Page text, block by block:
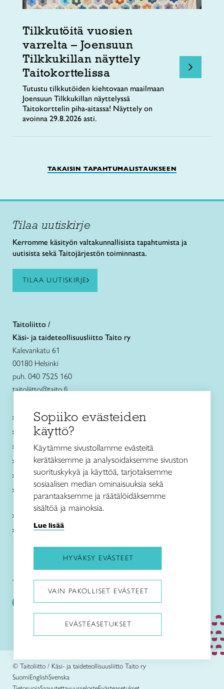
Tilkkutöitä vuosien
varrelta – Joensuun
Tilkkukillan näyttely
Taitokorttelissa
Tutustu tilkkutöiden kiehtovaan maailmaan
Joensuun Tilkkukillan näyttelyssä
Taitokorttelin piha-aitassa! Näyttely on
avoinna 29.8.2026 asti.
TAKAISIN TAPAHTUMALISTAUKSEEN
Tilaa uutiskirje
Kerromme käsityön valtakunnallisista tapahtumista ja
uutisista sekä Taitojärjestön toiminnasta.
TILAA UUTISKIRJE
Taitoliitto /
Käsi- ja taideteollisuusliitto Taito ry
Kalevankatu 61
00180 Helsinki
puh. 040 7525 160
taitoliitto@taito.fi
Käsityökurssit ja koulutus
Ajankohtaista
Käsityöohjeet
Me olemme Taito
Paikallinen toiminta
Verkkokaupat
Kirjaudu Arviin
Kirjaudu Taitocampukseen
Taitoliitto: Taito-lehti:
© Taitoliitto / Käsi- ja taideteollisuusliitto Taito ry
SuomiEnglishSvenska
Sopiiko evästeiden
käyttö?
Käytämme sivustollamme evästeitä
kerätäksemme ja analysoidaksemme sivuston
suorituskykyä ja käyttöä, tarjotaksemme
sosiaalisen median ominaisuuksia sekä
parantaaksemme ja räätälöidäksemme
sisältöä ja mainoksia.
Lue lisää
HYVÄKSY EVÄSTEET
VAIN PAKOLLISET EVÄSTEET
EVÄSTEASETUKSET